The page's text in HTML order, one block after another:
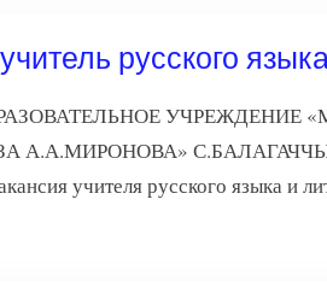
русского
УЧРЕЖДЕНИЕ
А.А.МИРОНОВА»
учителя русского языка и